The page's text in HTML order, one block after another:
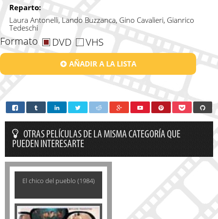
Reparto:
Laura Antonelli, Lando Buzzanca, Gino Cavalieri, Gianrico
Tedeschi
Formato DVD VHS
AÑADIR A LA LISTA
OTRAS PELÍCULAS DE LA MISMA CATEGORÍA QUE
PUEDEN INTERESARTE
El chico del pueblo (1984)